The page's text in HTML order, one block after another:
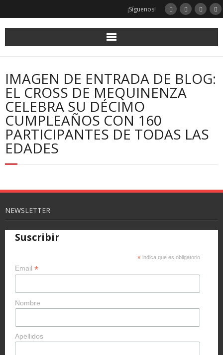
¡Síguenos!
IMAGEN DE ENTRADA DE BLOG:
EL CROSS DE MEQUINENZA
CELEBRA SU DÉCIMO
CUMPLEAÑOS CON 160
PARTICIPANTES DE TODAS LAS
EDADES
NEWSLETTER
Suscribir
* indica que es obligatorio
Email *
Nombre
Apellidos